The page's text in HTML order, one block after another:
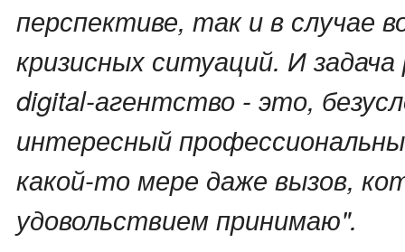
перспективе, так и в случае
кризисных ситуаций. И
digital-агентство - это,
интересный
какой-то мере даже вызов,
удовольствием принимаю".